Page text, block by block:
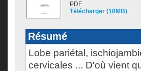
PDF
Télécharger (18MB)
Résumé
Lobe pariétal,
cervicales ... D'où vient